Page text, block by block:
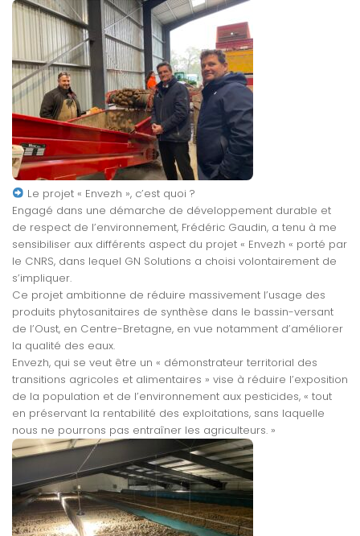
Le projet « Envezh », c’est quoi ?
Engagé dans une démarche de développement durable et
de respect de l’environnement, Frédéric Gaudin, a tenu à me
sensibiliser aux différents aspect du projet « Envezh « porté par
le CNRS, dans lequel GN Solutions a choisi volontairement de
s’impliquer.
Ce projet ambitionne de réduire massivement l’usage des
produits phytosanitaires de synthèse dans le bassin-versant
de l’Oust, en Centre-Bretagne, en vue notamment d’améliorer
la qualité des eaux.
Envezh, qui se veut être un « démonstrateur territorial des
transitions agricoles et alimentaires » vise à réduire l’exposition
de la population et de l’environnement aux pesticides, « tout
en préservant la rentabilité des exploitations, sans laquelle
nous ne pourrons pas entraîner les agriculteurs. »